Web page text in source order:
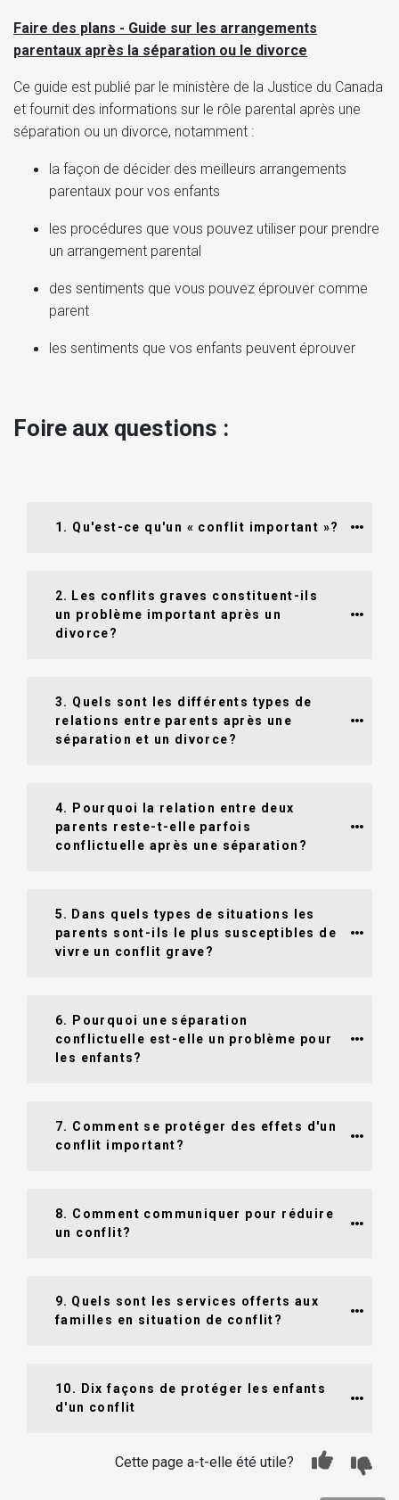
Faire des plans - Guide sur les arrangements
parentaux après la séparation ou le divorce
Ce guide est publié par le ministère de la Justice du Canada
et fournit des informations sur le rôle parental après une
séparation ou un divorce, notamment :
la façon de décider des meilleurs arrangements
parentaux pour vos enfants
les procédures que vous pouvez utiliser pour prendre
un arrangement parental
des sentiments que vous pouvez éprouver comme
parent
les sentiments que vos enfants peuvent éprouver
Foire aux questions :
1. Qu'est-ce qu'un « conflit important »?
2. Les conflits graves constituent-ils
un problème important après un
3. Quels sont les différents types de
relations entre parents après une
séparation et un divorce?
4. Pourquoi la relation entre deux
parents reste-t-elle parfois
conflictuelle après une séparation?
5. Dans quels types de situations les
parents sont-ils le plus susceptibles de
6. Pourquoi une séparation
conflictuelle est-elle un problème pour
les enfants?
7. Comment se protéger des effets d'un
conflit important?
8. Comment communiquer pour réduire
un conflit?
9. Quels sont les services offerts aux
10. Dix façons de protéger les enfants
d'un conflit
Cette page a-t-elle été utile?